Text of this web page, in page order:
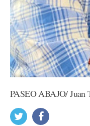
PASEO ABAJO/ Juan